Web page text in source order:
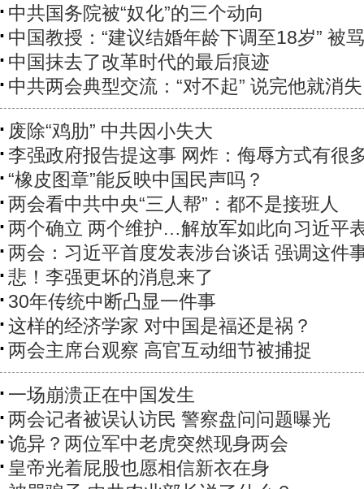
中共国务院被“奴化”的三个动向
中国教授：“建议结婚年龄下调至18岁” 被
中国抹去了改革时代的最后痕迹
中共两会典型交流：“对不起” 说完他就消
废除“鸡肋” 中共因小失大
李强政府报告提这事 网炸：侮辱方式有很
“橡皮图章”能反映中国民声吗？
两会看中共中央“三人帮”：都不是接班人
两个确立 两个维护…解放军如此向习近平
两会：习近平首度发表涉台谈话 强调这件
悲！李强更坏的消息来了
30年传统中断凸显一件事
这样的经济学家 对中国是福还是祸？
两会主席台观察 高官互动细节被捕捉
一场崩溃正在中国发生
两会记者被误认访民 警察盘问问题曝光
诡异？两位军中老虎突然现身两会
皇帝光着屁股也愿相信新衣在身